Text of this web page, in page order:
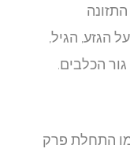
הגיל,
הכלבים.
התחלת פרק